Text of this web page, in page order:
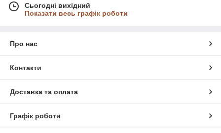
Сьогодні вихідний
Показати весь графік роботи
Про нас
Контакти
Доставка та оплата
Графік роботи